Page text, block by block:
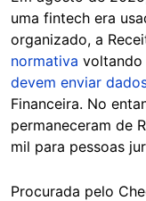
uma fintech era
organizado, a
normativa voltando
devem enviar
Financeira. No
permaneceram de
mil para pessoas
Procurada pelo